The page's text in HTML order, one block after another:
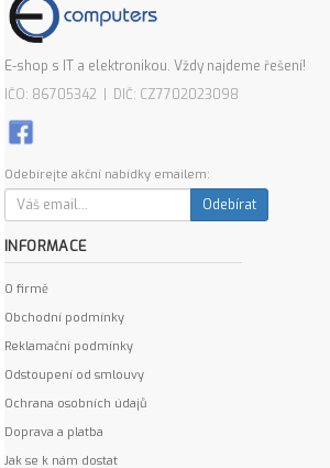
E-shop s IT a elektronikou. Vždy najdeme řešení!
IČO: 86705342 | DIČ: CZ7702023098
Odebírejte akční nabídky emailem:
Odebírat
INFORMACE
O firmě
Obchodní podmínky
Reklamační podmínky
Odstoupení od smlouvy
Ochrana osobních údajů
Doprava a platba
Jak se k nám dostat